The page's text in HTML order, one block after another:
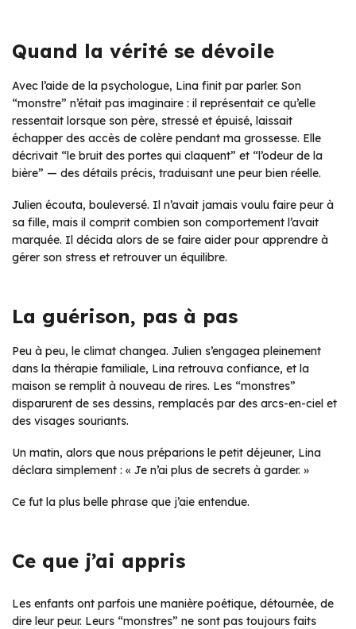
Quand la vérité se dévoile
Avec l’aide de la psychologue, Lina finit par parler. Son
“monstre” n’était pas imaginaire : il représentait ce qu’elle
ressentait lorsque son père, stressé et épuisé, laissait
échapper des accès de colère pendant ma grossesse. Elle
décrivait “le bruit des portes qui claquent” et “l’odeur de la
bière” — des détails précis, traduisant une peur bien réelle.
Julien écouta, bouleversé. Il n’avait jamais voulu faire peur à
sa fille, mais il comprit combien son comportement l’avait
marquée. Il décida alors de se faire aider pour apprendre à
gérer son stress et retrouver un équilibre.
La guérison, pas à pas
Peu à peu, le climat changea. Julien s’engagea pleinement
dans la thérapie familiale, Lina retrouva confiance, et la
maison se remplit à nouveau de rires. Les “monstres”
disparurent de ses dessins, remplacés par des arcs-en-ciel et
des visages souriants.
Un matin, alors que nous préparions le petit déjeuner, Lina
déclara simplement : « Je n’ai plus de secrets à garder. »
Ce fut la plus belle phrase que j’aie entendue.
Ce que j’ai appris
Les enfants ont parfois une manière poétique, détournée, de
dire leur peur. Leurs “monstres” ne sont pas toujours faits